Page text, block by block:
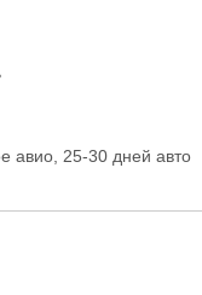
авио, 25-30 дней авто